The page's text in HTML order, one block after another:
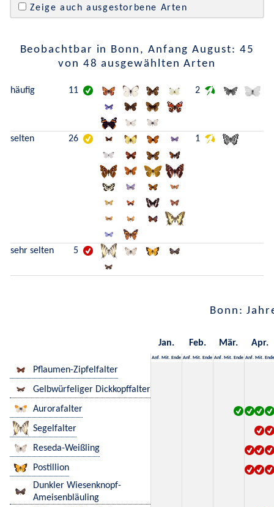
Zeige auch ausgestorbene Arten
Beobachtbar in Bonn, Anfang August: 45
von 48 ausgewählten Arten
häufig 11 2
selten 26 1
sehr selten 5
Bonn:
Jan. Feb. Mär. Apr.
Anf. Mit. Ende Anf. Mit. Ende Anf. Mit. Ende Anf. Mit. Ende
Pflaumen-Zipfelfalter
Gelbwürfeliger Dickkopffalter
Aurorafalter
Segelfalter
Reseda-Weißling
Postillion
Dunkler Wiesenknopf-
Ameisenbläuling